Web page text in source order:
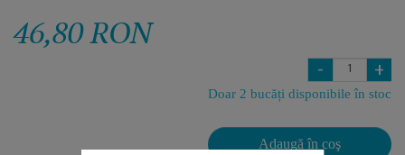
46,80 RON
- +
Doar 2 bucăți disponibile în stoc
Adaugă în coş